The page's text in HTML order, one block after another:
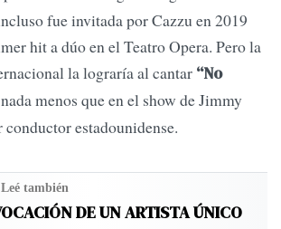
fue invitada por Cazzu en 2019
hit a dúo en el Teatro Opera. Pero la
la lograría al cantar “No
nada menos que en el show de Jimmy
estadounidense.
Leé también
DE UN ARTISTA ÚNICO